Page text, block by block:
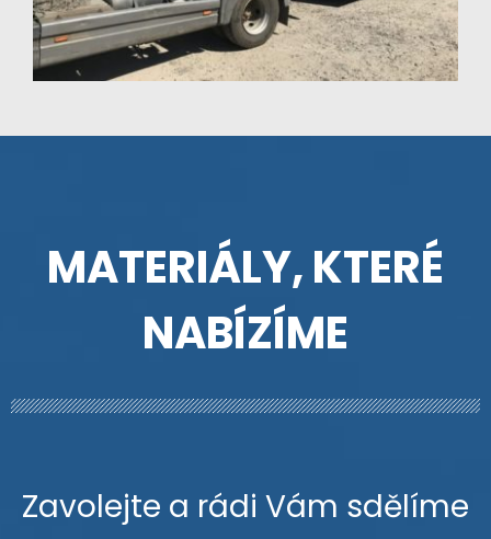
MATERIÁLY, KTERÉ
NABÍZÍME
Zavolejte a rádi Vám sdělíme